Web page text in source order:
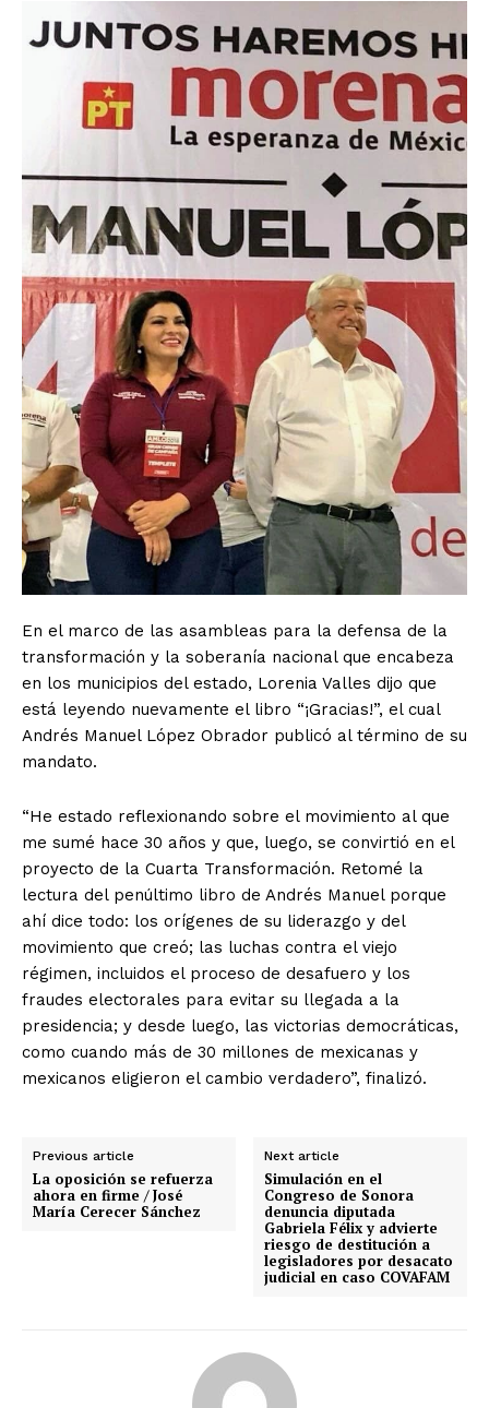
En el marco de las asambleas para la defensa de la
transformación y la soberanía nacional que encabeza
en los municipios del estado, Lorenia Valles dijo que
está leyendo nuevamente el libro “¡Gracias!”, el cual
Andrés Manuel López Obrador publicó al término de su
mandato.
“He estado reflexionando sobre el movimiento al que
me sumé hace 30 años y que, luego, se convirtió en el
proyecto de la Cuarta Transformación. Retomé la
lectura del penúltimo libro de Andrés Manuel porque
ahí dice todo: los orígenes de su liderazgo y del
movimiento que creó; las luchas contra el viejo
régimen, incluidos el proceso de desafuero y los
fraudes electorales para evitar su llegada a la
presidencia; y desde luego, las victorias democráticas,
como cuando más de 30 millones de mexicanas y
mexicanos eligieron el cambio verdadero”, finalizó.
Previous article
La oposición se refuerza
ahora en firme / José
María Cerecer Sánchez
Next article
Simulación en el
Congreso de Sonora
denuncia diputada
Gabriela Félix y advierte
riesgo de destitución a
legisladores por desacato
judicial en caso COVAFAM